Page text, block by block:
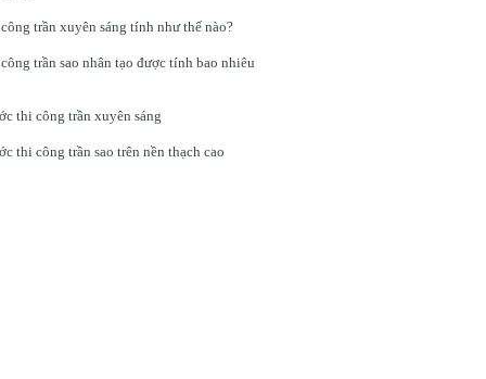
trần xuyên sáng tính như thế nào?
trần sao nhân tạo được tính bao nhiêu
thi công trần xuyên sáng
thi công trần sao trên nền thạch cao